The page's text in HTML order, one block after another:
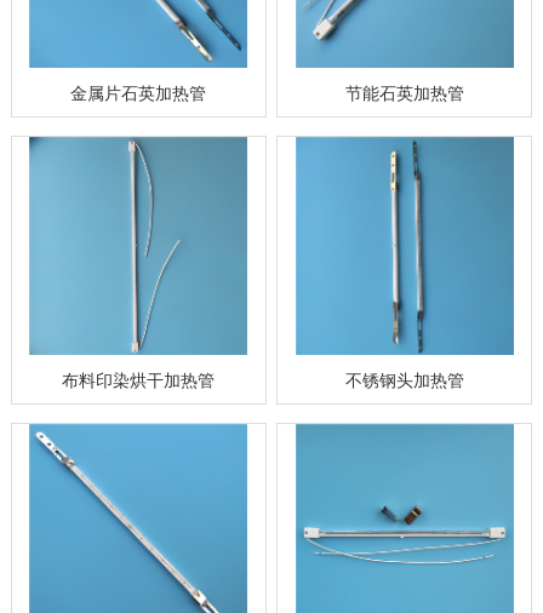
金属片石英加热管 节能石英加热管
布料印染烘干加热管 不锈钢头加热管